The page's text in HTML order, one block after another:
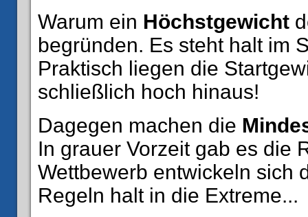
Warum ein Höchstgewicht
begründen. Es steht halt im
Praktisch liegen die
schließlich hoch hinaus!
Dagegen machen die
In grauer Vorzeit gab es die
Wettbewerb entwickeln sich
Regeln halt in die Extreme...